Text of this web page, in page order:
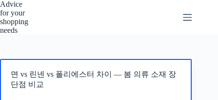
본
문
으
로
Advice
for your
shopping
needs
면 vs 린넨 vs 폴리에스터 차이 — 봄 의류 소재 장
단점 비교